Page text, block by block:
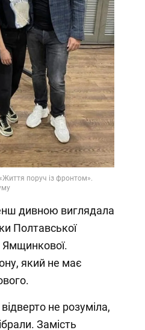
дивною виглядала
Полтавської
який не має
не розуміла,
Замість